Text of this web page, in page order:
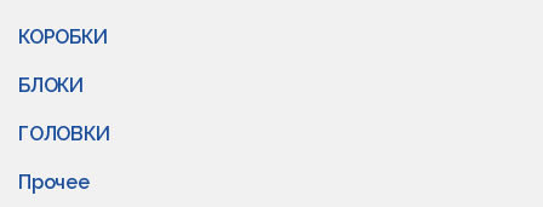
КОРОБКИ
БЛОКИ
ГОЛОВКИ
Прочее